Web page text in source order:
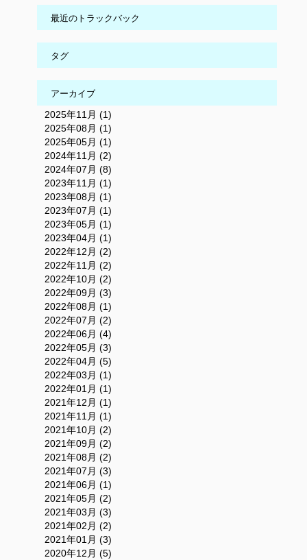
最近のトラックバック
タグ
アーカイブ
2025年11月 (1)
2025年08月 (1)
2025年05月 (1)
2024年11月 (2)
2024年07月 (8)
2023年11月 (1)
2023年08月 (1)
2023年07月 (1)
2023年05月 (1)
2023年04月 (1)
2022年12月 (2)
2022年11月 (2)
2022年10月 (2)
2022年09月 (3)
2022年08月 (1)
2022年07月 (2)
2022年06月 (4)
2022年05月 (3)
2022年04月 (5)
2022年03月 (1)
2022年01月 (1)
2021年12月 (1)
2021年11月 (1)
2021年10月 (2)
2021年09月 (2)
2021年08月 (2)
2021年07月 (3)
2021年06月 (1)
2021年05月 (2)
2021年03月 (3)
2021年02月 (2)
2021年01月 (3)
2020年12月 (5)